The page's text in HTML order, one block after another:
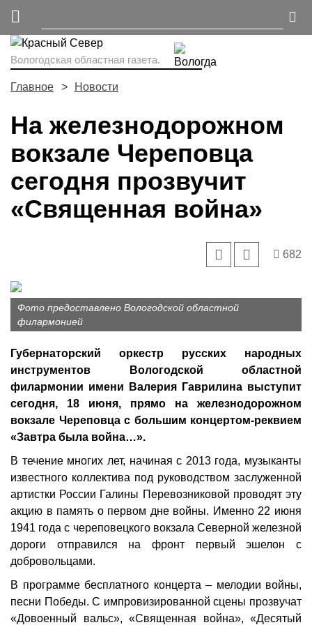
Вологодская областная газета.
Главное Новости
На железнодорожном
вокзале Череповца
сегодня прозвучит
«Священная война»
682
Фото предоставлено Вологодской областной
филармонией
Губернаторский оркестр русских народных
инструментов Вологодской областной
филармонии имени Валерия Гаврилина выступит
сегодня, 18 июня, прямо на железнодорожном
вокзале Череповца с большим концертом‑реквием
«Завтра была война…».
В течение многих лет, начиная с 2013 года, музыканты
известного коллектива под руководством заслуженной
артистки России Галины Перевозниковой проводят эту
акцию в память о первом дне войны. Именно 22 июня
1941 года с череповецкого вокзала Северной железной
дороги отправился на фронт первый эшелон с
добровольцами.
В программе бесплатного концерта – мелодии войны,
песни Победы. С импровизированной сцены прозвучат
«Довоенный вальс», «Священная война», «Десятый